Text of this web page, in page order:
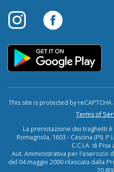
This site is protected by
Terms of
La prenotazione dei traghetti è
Romagnola, 1603 - Cascina (PI).
C.C.I.A. di Pisa
Aut. Amministrativa per l'esercizio
del 04 maggio 2000 rilasciata dalla